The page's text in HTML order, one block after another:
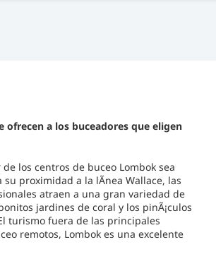
ofrecen a los buceadores que eligen
los centros de buceo Lombok sea
proximidad a la lÃ­nea Wallace, las
atraen a una gran variedad de
jardines de coral y los pinÃ¡culos
turismo fuera de las principales
remotos, Lombok es una excelente